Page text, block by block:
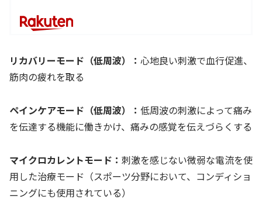
リカバリーモード（低周波）： 心地良い刺激で血行促進、
筋肉の疲れを取る
ペインケアモード（低周波）： 低周波の刺激によって痛み
を伝達する機能に働きかけ、痛みの感覚を伝えづらくする
マイクロカレントモード： 刺激を感じない微弱な電流を使
用した治療モード（スポーツ分野において、コンディショ
ニングにも使用されている）